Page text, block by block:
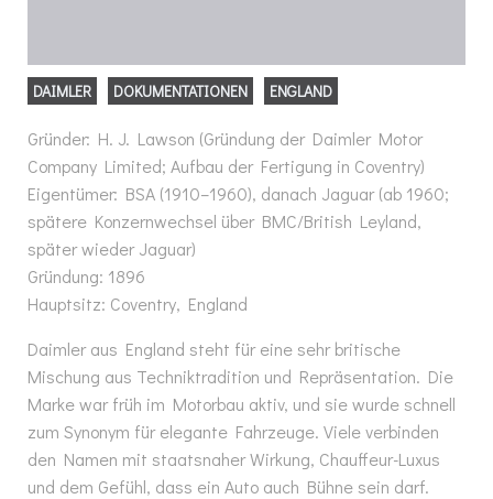
DAIMLER DOKUMENTATIONEN ENGLAND
Gründer: H. J. Lawson (Gründung der Daimler Motor
Company Limited; Aufbau der Fertigung in Coventry)
Eigentümer: BSA (1910–1960), danach Jaguar (ab 1960;
spätere Konzernwechsel über BMC/British Leyland,
später wieder Jaguar)
Gründung: 1896
Hauptsitz: Coventry, England
Daimler aus England steht für eine sehr britische
Mischung aus Techniktradition und Repräsentation. Die
Marke war früh im Motorbau aktiv, und sie wurde schnell
zum Synonym für elegante Fahrzeuge. Viele verbinden
den Namen mit staatsnaher Wirkung, Chauffeur-Luxus
und dem Gefühl, dass ein Auto auch Bühne sein darf.